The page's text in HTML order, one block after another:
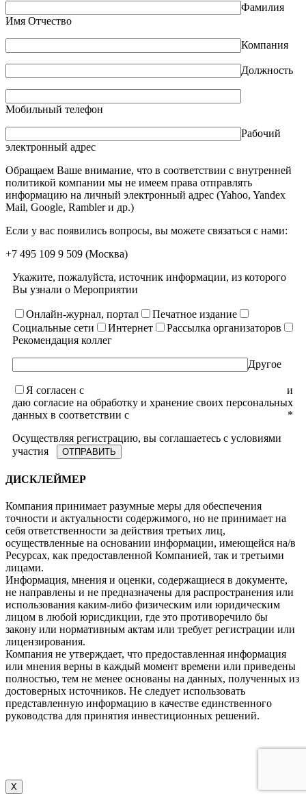
Фамилия
Имя Отчество
Компания
Должность
Мобильный телефон
Рабочий
электронный адрес
Обращаем Ваше внимание, что в соответствии с внутренней
политикой компании мы не имеем права отправлять
информацию на личный электронный адрес (Yahoo, Yandex
Mail, Google, Rambler и др.)
Если у вас появились вопросы, вы можете связаться с нами:
+7 495 109 9 509 (Москва)
Укажите, пожалуйста, источник информации, из которого
Вы узнали о Мероприятии
Онлайн-журнал, портал
Печатное издание
Социальные сети
Интернет
Рассылка организаторов
Рекомендация коллег
Другое
Я согласен с
и
даю согласие на обработку и хранение своих персональных
данных в соответствии с
*
Осуществляя регистрацию, вы соглашаетесь с условиями
участия
ДИСКЛЕЙМЕР
Компания принимает разумные меры для обеспечения
точности и актуальности содержимого, но не принимает на
себя ответственности за действия третьих лиц,
осуществленные на основании информации, имеющейся на/в
Ресурсах, как предоставленной Компанией, так и третьими
лицами.
Информация, мнения и оценки, содержащиеся в документе,
не направлены и не предназначены для распространения или
использования каким-либо физическим или юридическим
лицом в любой юрисдикции, где это противоречило бы
закону или нормативным актам или требует регистрации или
лицензирования.
Компания не утверждает, что предоставленная информация
или мнения верны в каждый момент времени или приведены
полностью, тем не менее основаны на данных, полученных из
достоверных источников. Не следует использовать
представленную информацию в качестве единственного
руководства для принятия инвестиционных решений.
X